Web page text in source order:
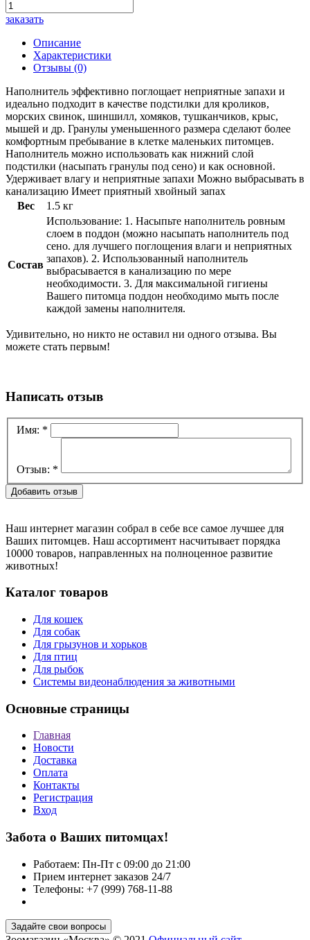
заказать
Описание
Характеристики
Отзывы (0)
Наполнитель эффективно поглощает неприятные запахи и
идеально подходит в качестве подстилки для кроликов,
морских свинок, шиншилл, хомяков, тушканчиков, крыс,
мышей и др. Гранулы уменьшенного размера сделают более
комфортным пребывание в клетке маленьких питомцев.
Наполнитель можно использовать как нижний слой
подстилки (насыпать гранулы под сено) и как основной.
Удерживает влагу и неприятные запахи Можно выбрасывать в
канализацию Имеет приятный хвойный запах
Вес
1.5 кг
Состав
Использование: 1. Насыпьте наполнитель ровным
слоем в поддон (можно насыпать наполнитель под
сено. для лучшего поглощения влаги и неприятных
запахов). 2. Использованный наполнитель
выбрасывается в канализацию по мере
необходимости. 3. Для максимальной гигиены
Вашего питомца поддон необходимо мыть после
каждой замены наполнителя.
Удивительно, но никто не оставил ни одного отзыва. Вы
можете стать первым!
Написать отзыв
Имя: *
Отзыв: *
Наш интернет магазин собрал в себе все самое лучшее для
Ваших питомцев. Наш ассортимент насчитывает порядка
10000 товаров, направленных на полноценное развитие
животных!
Каталог товаров
Для кошек
Для собак
Для грызунов и хорьков
Для птиц
Для рыбок
Cистемы видеонаблюдения за животными
Основные страницы
Главная
Новости
Доставка
Оплата
Контакты
Регистрация
Вход
Забота о Ваших питомцах!
Работаем: Пн-Пт с 09:00 до 21:00
Прием интернет заказов 24/7
Телефоны: +7 (999) 768-11-88